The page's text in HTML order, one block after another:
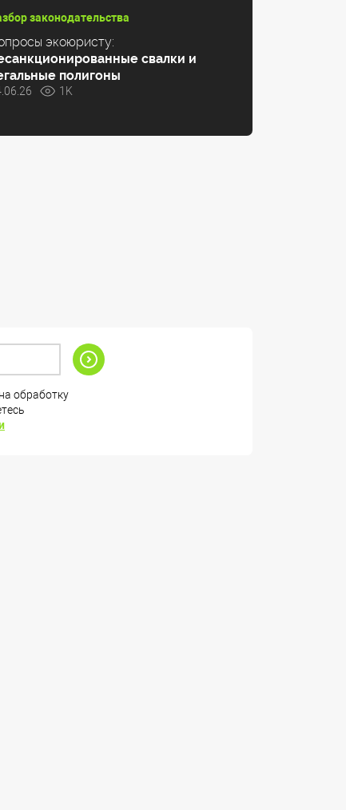
законодательства
экоюристу:
свалки и
полигоны
1K
обработку